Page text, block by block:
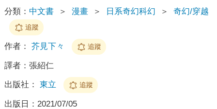
分類： 中文書 ＞ 漫畫 ＞ 日系奇幻科幻 ＞ 奇幻/穿越
追蹤
作者： 芥見下々 追蹤
譯者： 張紹仁
出版社： 東立 追蹤
出版日： 2021/07/05